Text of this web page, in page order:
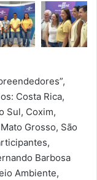
Costa Rica,
Sul, Coxim,
Grosso, São
Barbosa
Ambiente,